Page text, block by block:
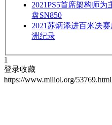
2021PS5首席架构师为
盘SN850
2021苏炳添进百米决
洲纪录
1
登录收藏
https://www.miliol.org/53769.html